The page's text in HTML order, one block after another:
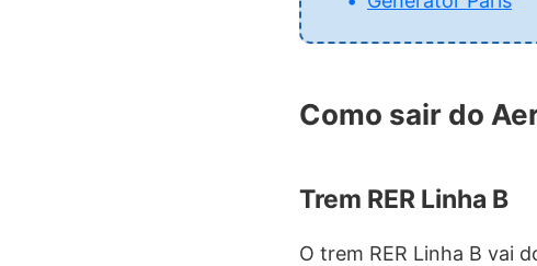
Como sair do
Trem RER Linha B
O trem RER Linha B vai